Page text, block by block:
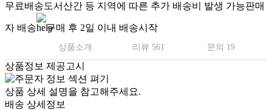
무료배송도서산간 등 지역에 따른 추가 배송비 발생 가능판매
자 배송 구매 후 2일 이내 배송시작
상품소개 리뷰 561 문의 19
상품정보 제공고시
상품 상세 설명을 참고해주세요.
배송 상세정보